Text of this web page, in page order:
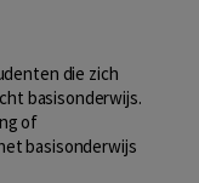
die zich
basisonderwijs.
of
basisonderwijs